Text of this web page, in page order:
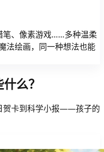
笔、像素游戏……多种温柔
法绘画，同一种想法也能
么？
贺卡到科学小报——孩子的